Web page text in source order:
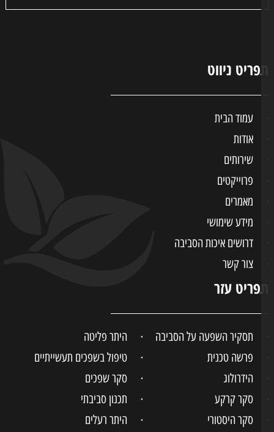
ניווט
עמוד הבית
אודות
שירותים
פרוייקטים
מאמרים
מידע שימושי
דרושים איכות הסביבה
צור קשר
עזר
תסקיר השפעה על הסביבה
היתר פליטה
פרשה טכנית
טיפול בשפכים תעשייתיים
הידרולוג
סקר שפכים
סקר קרקע
תכנון סביבתי
סקר היסטורי
היתר רעלים